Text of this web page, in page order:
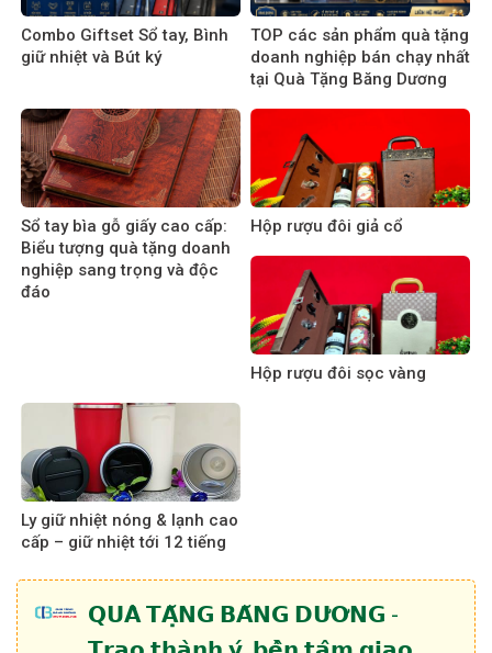
Combo Giftset Sổ tay, Bình
giữ nhiệt và Bút ký
TOP các sản phẩm quà tặng
doanh nghiệp bán chạy nhất
tại Quà Tặng Băng Dương
Sổ tay bìa gỗ giấy cao cấp:
Biểu tượng quà tặng doanh
nghiệp sang trọng và độc
đáo
Hộp rượu đôi giả cổ
Hộp rượu đôi sọc vàng
Ly giữ nhiệt nóng & lạnh cao
cấp – giữ nhiệt tới 12 tiếng
𝗤𝗨𝗔̀ 𝗧𝗔̣̆𝗡𝗚 𝗕𝗔̆𝗡𝗚 𝗗𝗨̛𝗢̛𝗡𝗚 -